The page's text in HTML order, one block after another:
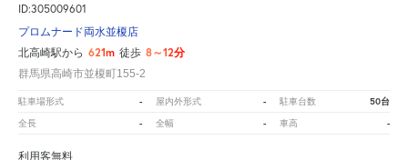
ID:305009601
プロムナード両水並榎店
北高崎駅から 621m 徒歩 8～12分
群馬県高崎市並榎町155-2
駐車場形式 - 屋内外形式 - 駐車台数 50台
全長 - 全幅 - 車高 -
利用客無料